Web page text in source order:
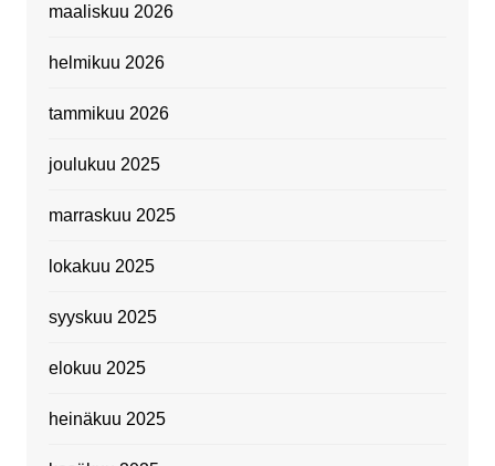
maaliskuu 2026
helmikuu 2026
tammikuu 2026
joulukuu 2025
marraskuu 2025
lokakuu 2025
syyskuu 2025
elokuu 2025
heinäkuu 2025